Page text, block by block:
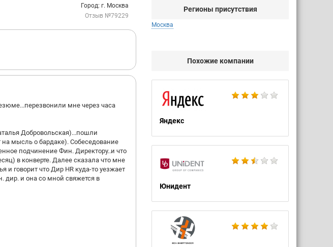
Город: г. Москва
Отзыв №79229
мне через часа
Добровольская)...пошли
на мысль о бардаке). Собеседование
подчинение Фин. Директору..и что
в конверте. Далее сказала что мне
и говорит что Дир HR куда-то уезжает
дир. и она со мной свяжется в
Регионы присутствия
Москва
Похожие компании
Яндекс
Юнидент